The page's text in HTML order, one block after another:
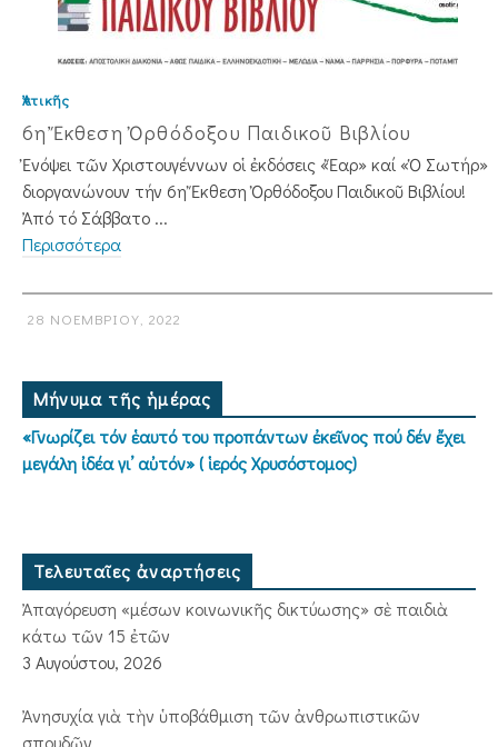
Ἀττικῆς
6η Ἔκθεση Ὀρθόδοξου Παιδικοῦ Βιβλίου
Ἐνόψει τῶν Χριστουγέννων οἱ ἐκδόσεις «Ἔαρ» καί «Ὁ Σωτήρ»
διοργανώνουν τήν 6η Ἔκθεση Ὀρθόδοξου Παιδικοῦ Βιβλίου!
Ἀπό τό Σάββατο ...
Περισσότερα
28 ΝΟΕΜΒΡΊΟΥ, 2022
Μήνυμα τῆς ἡμέρας
«Γνωρίζει τόν ἑαυτό του προπάντων ἐκεῖνος πού δέν ἔχει
μεγάλη ἰδέα γι’ αὐτόν» ( ἱερός Χρυσόστομος)
Τελευταῖες ἀναρτήσεις
Ἀπαγόρευση «μέσων κοινωνικῆς δικτύωσης» σὲ παιδιὰ
κάτω τῶν 15 ἐτῶν
3 Αυγούστου, 2026
Ἀνησυχία γιὰ τὴν ὑποβάθμιση τῶν ἀνθρωπιστικῶν
σπουδῶν